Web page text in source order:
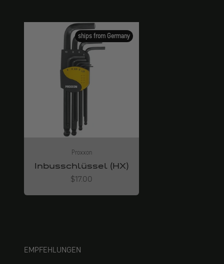
ships from Germany
Proxxon
Inbusschlüssel (HX)
Angebot
$17.00
EMPFEHLUNGEN